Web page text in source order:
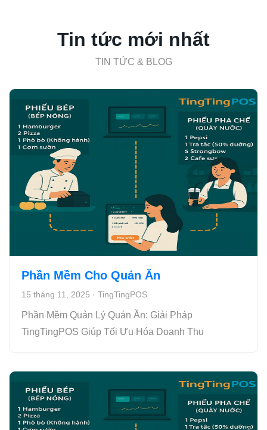
Tin tức mới nhất
TIN TỨC & BLOG
Phần Mềm Cho Quán Ăn
15 tháng 11, 2025 · TingTingPOS
Phần Mềm Quản Lý Quán Ăn: Giải Pháp
TingTingPOS Giúp Tối Ưu Hóa Doanh Thu